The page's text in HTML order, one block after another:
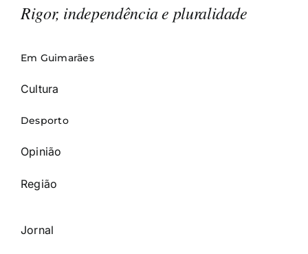
Rigor, independência e pluralidade
Em Guimarães
Cultura
Desporto
Opinião
Região
Jornal